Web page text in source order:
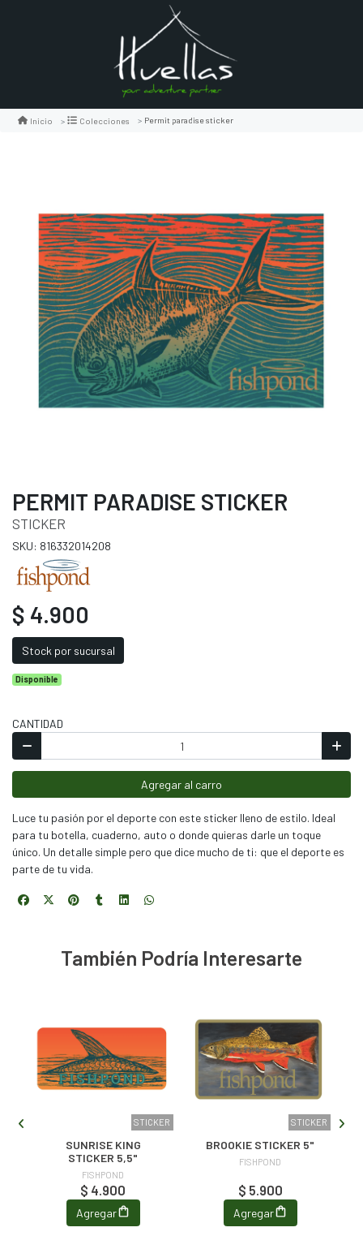
Inicio Colecciones Permit paradise sticker
PERMIT PARADISE STICKER
STICKER
SKU: 816332014208
$ 4.900
Stock por sucursal
Disponible
CANTIDAD
Agregar al carro
Luce tu pasión por el deporte con este sticker lleno de estilo. Ideal
para tu botella, cuaderno, auto o donde quieras darle un toque
único. Un detalle simple pero que dice mucho de ti: que el deporte es
parte de tu vida.
También Podría Interesarte
STICKER
SUNRISE KING
STICKER 5,5"
FISHPOND
$ 4.900
Agregar
STICKER
BROOKIE STICKER 5"
FISHPOND
$ 5.900
Agregar